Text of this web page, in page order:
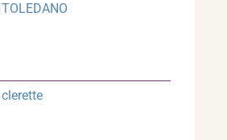
TOLEDANO
clerette